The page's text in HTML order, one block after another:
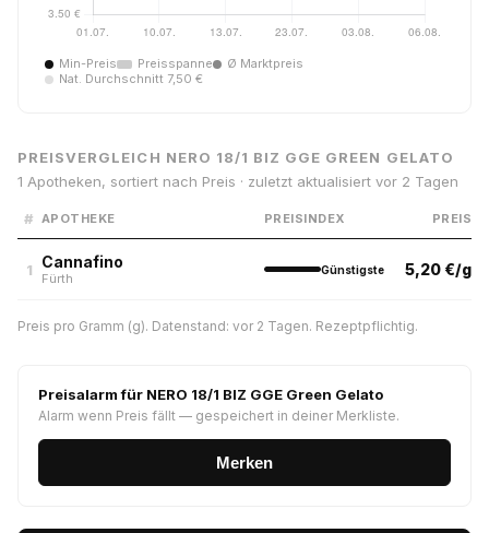
Min-Preis Preisspanne
Ø Marktpreis
Nat. Durchschnitt 7,50 €
PREISVERGLEICH NERO 18/1 BIZ GGE GREEN GELATO
1 Apotheken, sortiert nach Preis · zuletzt aktualisiert vor 2 Tagen
# APOTHEKE PREISINDEX PREIS
1 Cannafino
Fürth
Günstigste 5,20 €/g
Preis pro Gramm (g). Datenstand: vor 2 Tagen. Rezeptpflichtig.
Preisalarm für NERO 18/1 BIZ GGE Green Gelato
Alarm wenn Preis fällt — gespeichert in deiner Merkliste.
Merken